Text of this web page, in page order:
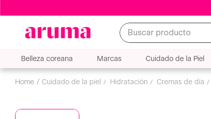
Buscar producto
Belleza coreana Marcas Cuidado de la Piel
cuidado de la piel hidratación cremas de día